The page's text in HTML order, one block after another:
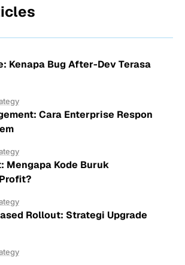
Kenapa Bug After-Dev Terasa
Cara Enterprise Respon
Mengapa Kode Buruk
Rollout: Strategi Upgrade